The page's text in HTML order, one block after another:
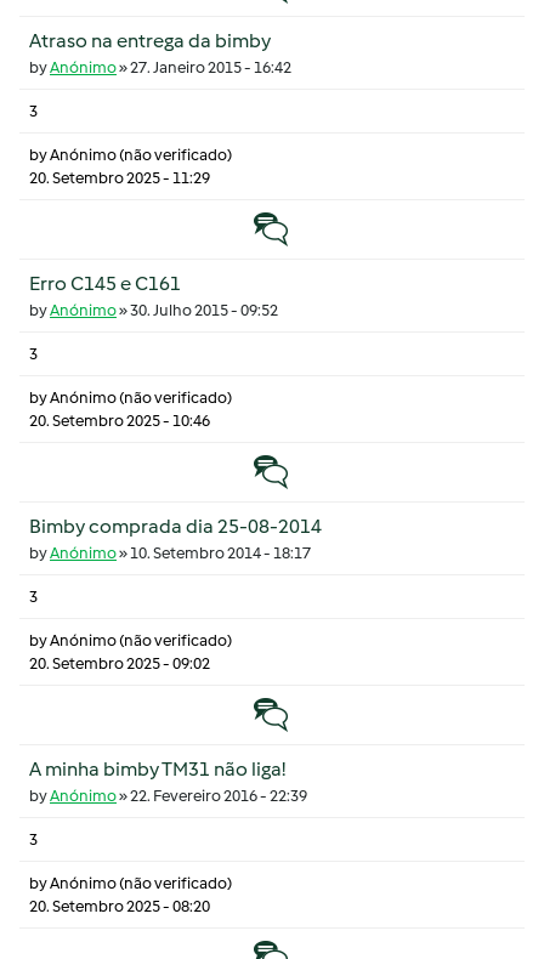
Atraso na entrega da bimby
byAnónimo»27. Janeiro 2015 - 16:42
3
byAnónimo (não verificado)
20. Setembro 2025 - 11:29
Tópico normal
Erro C145 e C161
byAnónimo»30. Julho 2015 - 09:52
3
byAnónimo (não verificado)
20. Setembro 2025 - 10:46
Tópico normal
Bimby comprada dia 25-08-2014
byAnónimo»10. Setembro 2014 - 18:17
3
byAnónimo (não verificado)
20. Setembro 2025 - 09:02
Tópico normal
A minha bimby TM31 não liga!
byAnónimo»22. Fevereiro 2016 - 22:39
3
byAnónimo (não verificado)
20. Setembro 2025 - 08:20
Tópico normal